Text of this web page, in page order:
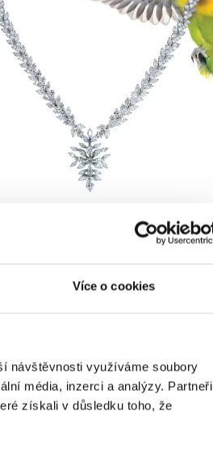
Více o cookies
návštěvnosti využíváme soubory
média, inzerci a analýzy. Partneři
získali v důsledku toho, že